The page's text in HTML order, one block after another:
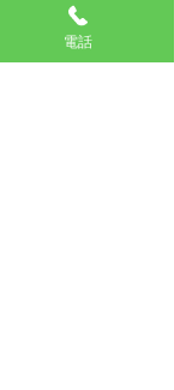
電話